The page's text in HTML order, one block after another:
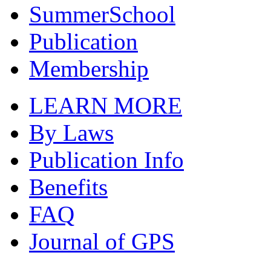
SummerSchool
Publication
Membership
LEARN MORE
By Laws
Publication Info
Benefits
FAQ
Journal of GPS